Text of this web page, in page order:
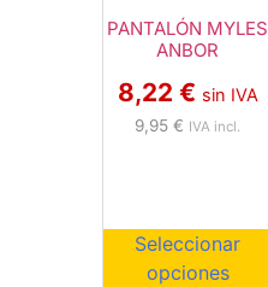
PANTALÓN MYLES
ANBOR
8,22 € sin IVA
9,95€ IVA incl.
Seleccionar
opciones